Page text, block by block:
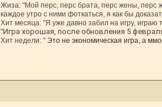
Жиза: "Мой перс, перс брата, перс жены, перс
каждое утро с ними фоткаться, я как бы
Хит месяца: "Я уже давно забил на игру, играю
"Игра хорошая, после обновления 5
Хит недели: " Это не экономическая игра, а